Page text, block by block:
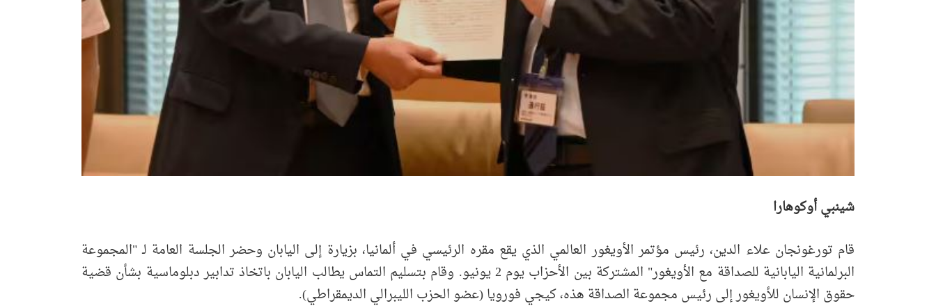
شينبي أوكوهارا
قام تورغونجان علاء الدين، رئيس مؤتمر الأويغور العالمي الذي يقع مقره الرئيسي في ألمانيا، بزيارة إلى اليابان وحضر الجلسة العامة لـ "المجموعة
البرلمانية اليابانية للصداقة مع الأويغور" المشتركة بين الأحزاب يوم 2 يونيو. وقام بتسليم التماس يطالب اليابان باتخاذ تدابير دبلوماسية بشأن قضية
حقوق الإنسان للأويغور إلى رئيس مجموعة الصداقة هذه، كيجي فورويا (عضو الحزب الليبرالي الديمقراطي).